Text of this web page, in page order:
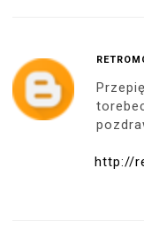
http://